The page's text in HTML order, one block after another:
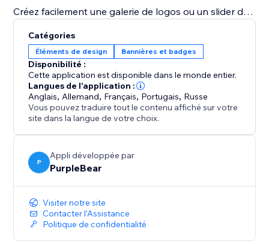
Créez facilement une galerie de logos ou un slider de
vos partenariats. Installez l’application dès aujourd’hui
et présentez vos logos de manière moderne et
impactante.
Catégories
Éléments de design Bannières et badges
Disponibilité :
Cette application est disponible dans le monde entier.
Langues de l'application :
Anglais, Allemand, Français, Portugais, Russe
Vous pouvez traduire tout le contenu affiché sur votre
site dans la langue de votre choix.
P
Appli développée par
PurpleBear
Visiter notre site
Contacter l'Assistance
Politique de confidentialité